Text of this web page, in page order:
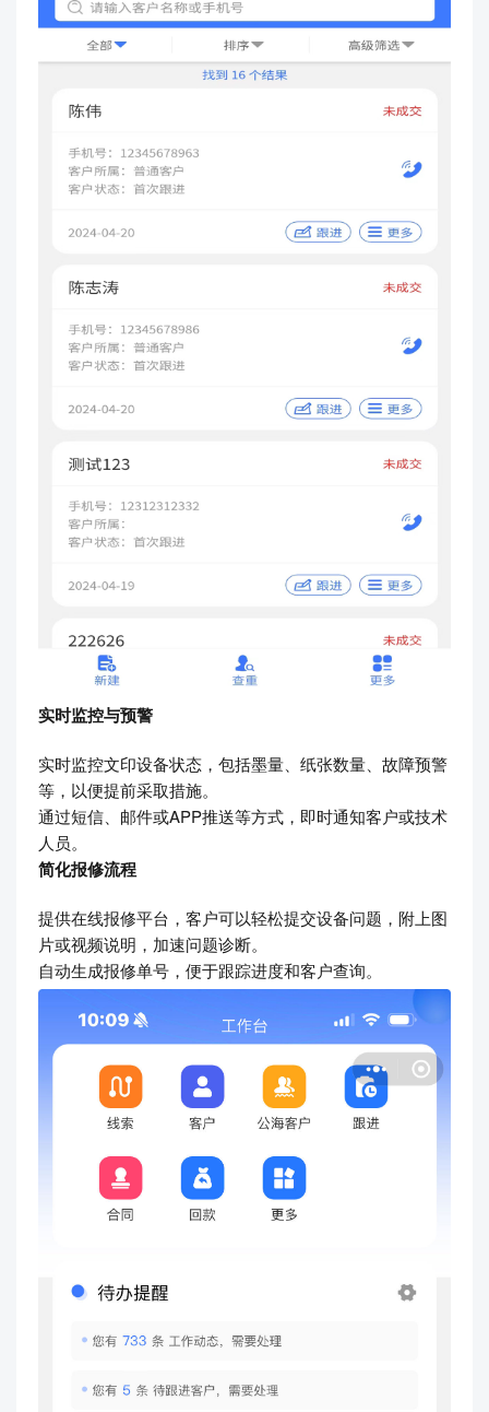
实时监控与预警
实时监控文印设备状态，包括墨量、纸张数量、故障预警
等，以便提前采取措施。
通过短信、邮件或APP推送等方式，即时通知客户或技术
人员。
简化报修流程
提供在线报修平台，客户可以轻松提交设备问题，附上图
片或视频说明，加速问题诊断。
自动生成报修单号，便于跟踪进度和客户查询。